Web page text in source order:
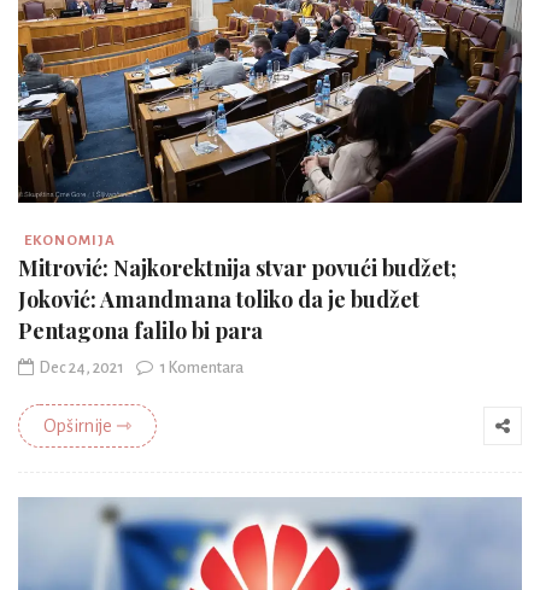
EKONOMIJA
Mitrović: Najkorektnija stvar povući budžet;
Joković: Amandmana toliko da je budžet
Pentagona falilo bi para
Dec 24, 2021 1 Komentara
Opširnije ⇾